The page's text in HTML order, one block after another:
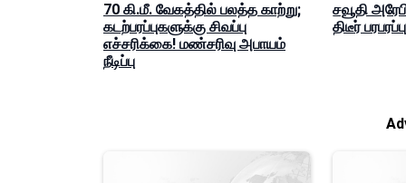
70 கி.மீ. வேகத்தில் பலத்த காற்று;
கடற்பரப்புகளுக்கு சிவப்பு
எச்சரிக்கை! மண்சரிவு அபாயம்
நீடிப்பு
சவூதி
திடீர் பரபரப்பு